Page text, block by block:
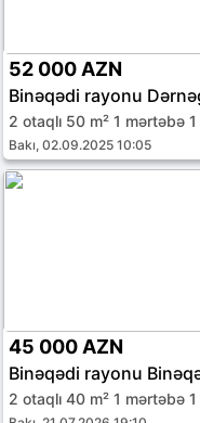
52 000 AZN
Binəqədi rayonu
2 otaqlı 50 m² 1 mərtəbə
Bakı, 02.09.2025 10:05
45 000 AZN
2 otaqlı 40 m² 1 mərtəbə